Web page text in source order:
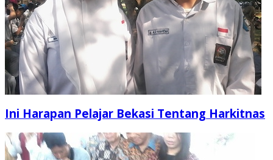
Ini Harapan Pelajar Bekasi Tentang Harkitnas